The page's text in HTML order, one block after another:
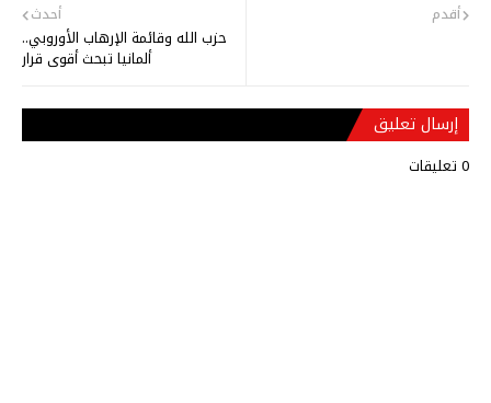
أحدث
حزب الله وقائمة الإرهاب الأوروبي..
ألمانيا تبحث أقوى قرار
أقدم
إرسال تعليق
0 تعليقات